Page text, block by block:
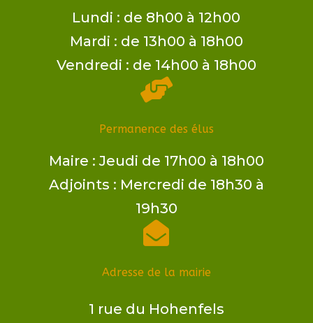
Lundi : de 8h00 à 12h00
Mardi : de 13h00 à 18h00
Vendredi : de 14h00 à 18h00

Permanence des élus
Maire ​: Jeudi de 17h00 à 18h00
Adjoints​ : Mercredi de 18h30 à
19h30

Adresse de la mairie
1 rue du Hohenfels